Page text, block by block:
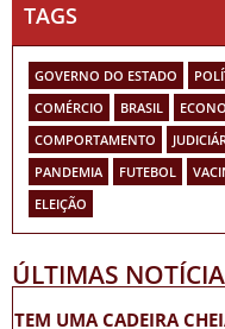
TAGS
GOVERNO DO ESTADO
COMÉRCIO
BRASIL
COMPORTAMENTO
PANDEMIA
FUTEBOL
ELEIÇÃO
ÚLTIMAS
TEM UMA CADEIRA